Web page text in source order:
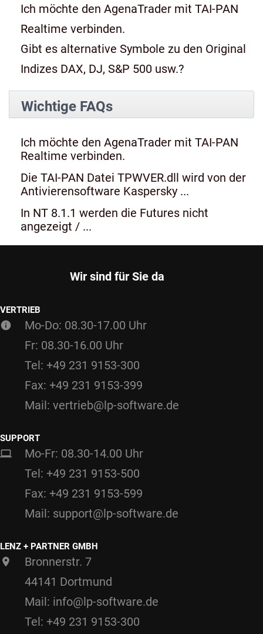
Ich möchte den AgenaTrader mit TAI-PAN
Realtime verbinden.
Gibt es alternative Symbole zu den Original
Indizes DAX, DJ, S&P 500 usw.?
Wichtige FAQs
Ich möchte den AgenaTrader mit TAI-PAN
Realtime verbinden.
Die TAI-PAN Datei TPWVER.dll wird von der
Antivierensoftware Kaspersky ...
In NT 8.1.1 werden die Futures nicht
angezeigt / ...
Wir sind für Sie da
VERTRIEB
Mo-Do: 08.30-17.00 Uhr
Fr: 08.30-16.00 Uhr
Tel: +49 231 9153-300
Fax: +49 231 9153-399
Mail: vertrieb@lp-software.de
SUPPORT
Mo-Fr: 08.30-14.00 Uhr
Tel: +49 231 9153-500
Fax: +49 231 9153-599
Mail: support@lp-software.de
LENZ + PARTNER GMBH
Bronnerstr. 7
44141 Dortmund
Mail: info@lp-software.de
Tel: +49 231 9153-300